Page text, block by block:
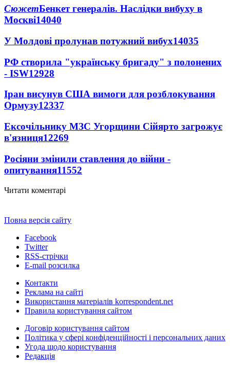
СюжетБенкет генералів. Наслідки вибуху в
Москві14040
У Молдові пролунав потужний вибух14035
РФ створила "українську бригаду" з полонених
- ISW12928
Іран висунув США вимоги для розблокування
Ормузу12337
Ексочільнику МЗС Угорщини Сійярто загрожує
в'язниця12269
Росіяни змінили ставлення до війни -
опитування11552
Читати коментарі
Повна версія сайту
Facebook
Twitter
RSS-стрічки
E-mail розсилка
Контакти
Реклама на сайті
Використання матеріалів korrespondent.net
Правила користування сайтом
Договір користування сайтом
Політика у сфері конфіденційності і персональних даних
Угода щодо користування
Редакція